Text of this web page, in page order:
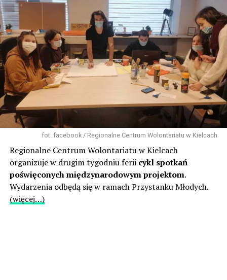
fot. facebook / Regionalne Centrum Wolontariatu w Kielcach
Regionalne Centrum Wolontariatu w Kielcach
organizuje w drugim tygodniu ferii cykl spotkań
poświęconych międzynarodowym projektom.
Wydarzenia odbędą się w ramach Przystanku Młodych.
(więcej…)